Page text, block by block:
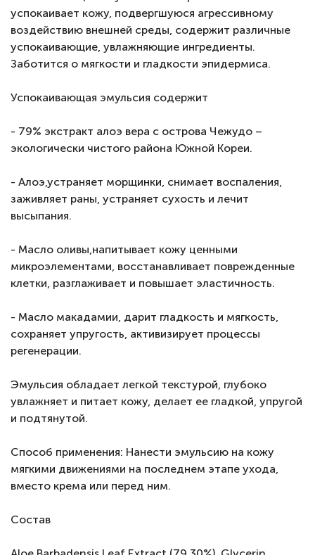
успокаивает кожу, подвергшуюся агрессивному
воздействию внешней среды, содержит различные
успокаивающие, увлажняющие ингредиенты.
Заботится о мягкости и гладкости эпидермиса.
Успокаивающая эмульсия содержит
- 79% экстракт алоэ вера с острова Чежудо –
экологически чистого района Южной Кореи.
- Алоэ,устраняет морщинки, снимает воспаления,
заживляет раны, устраняет сухость и лечит
высыпания.
- Масло оливы,напитывает кожу ценными
микроэлементами, восстанавливает поврежденные
клетки, разглаживает и повышает эластичность.
- Масло макадамии, дарит гладкость и мягкость,
сохраняет упругость, активизирует процессы
регенерации.
Эмульсия обладает легкой текстурой, глубоко
увлажняет и питает кожу, делает ее гладкой, упругой
и подтянутой.
Способ применения: Нанести эмульсию на кожу
мягкими движениями на последнем этапе ухода,
вместо крема или перед ним.
Состав